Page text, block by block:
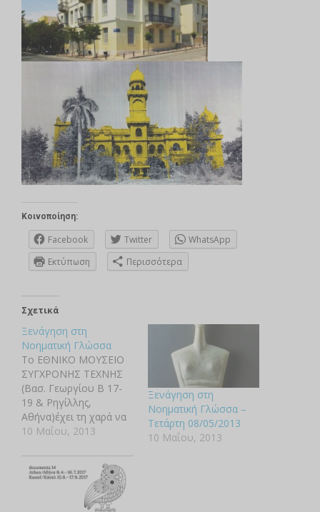
Κοινοποίηση:
Facebook Twitter
WhatsApp
Εκτύπωση
Περισσότερα
Σχετικά
Ξενάγηση στη
Νοηματική Γλώσσα
Το ΕΘΝΙΚΟ ΜΟΥΣΕΙΟ
ΣΥΓΧΡΟΝΗΣ ΤΕΧΝΗΣ
(Βασ. Γεωργίου Β 17-
19 & Ρηγίλλης,
Αθήνα)έχει τη χαρά να
σας προσκαλέσει στην
Αναδρομική Έκθεση
του Δημήτρη
Αληθεινού, με
διερμηνεία στην
10 Μαΐου, 2013
Ξενάγηση στη
Νοηματική Γλώσσα –
Τετάρτη 08/05/2013
10 Μαΐου, 2013